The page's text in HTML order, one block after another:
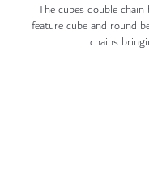
The cubes double
feature cube and round
chains